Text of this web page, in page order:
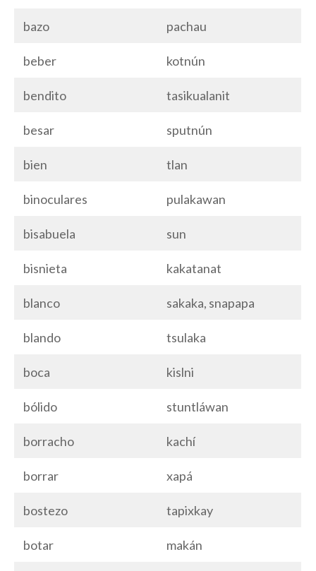
bazo pachau
beber kotnún
bendito tasikualanit
besar sputnún
bien tlan
binoculares pulakawan
bisabuela sun
bisnieta kakatanat
blanco sakaka, snapapa
blando tsulaka
boca kislni
bólido stuntláwan
borracho kachí
borrar xapá
bostezo tapixkay
botar makán